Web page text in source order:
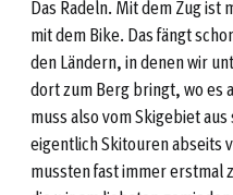
Das Radeln. Mit dem Zug
mit dem Bike. Das fängt
den Ländern, in denen wir
dort zum Berg bringt, wo es
muss also vom Skigebiet
eigentlich Skitouren abseits
mussten fast immer erstmal